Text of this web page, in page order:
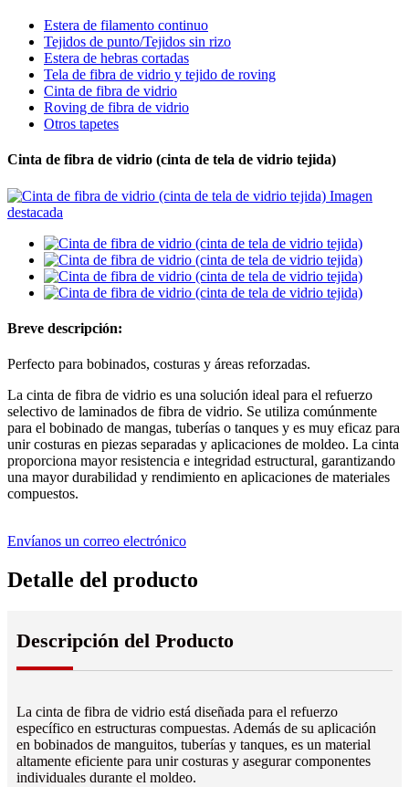
Estera de filamento continuo
Tejidos de punto/Tejidos sin rizo
Estera de hebras cortadas
Tela de fibra de vidrio y tejido de roving
Cinta de fibra de vidrio
Roving de fibra de vidrio
Otros tapetes
Cinta de fibra de vidrio (cinta de tela de vidrio tejida)
Breve descripción:
Perfecto para bobinados, costuras y áreas reforzadas.
La cinta de fibra de vidrio es una solución ideal para el refuerzo
selectivo de laminados de fibra de vidrio. Se utiliza comúnmente
para el bobinado de mangas, tuberías o tanques y es muy eficaz para
unir costuras en piezas separadas y aplicaciones de moldeo. La cinta
proporciona mayor resistencia e integridad estructural, garantizando
una mayor durabilidad y rendimiento en aplicaciones de materiales
compuestos.
Envíanos un correo electrónico
Detalle del producto
Descripción del Producto
La cinta de fibra de vidrio está diseñada para el refuerzo
específico en estructuras compuestas. Además de su aplicación
en bobinados de manguitos, tuberías y tanques, es un material
altamente eficiente para unir costuras y asegurar componentes
individuales durante el moldeo.